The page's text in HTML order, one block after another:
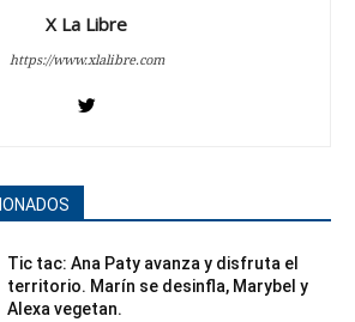
X La Libre
https://www.xlalibre.com
Tic tac: Ana Paty avanza y disfruta el
territorio. Marín se desinfla, Marybel y
Alexa vegetan.